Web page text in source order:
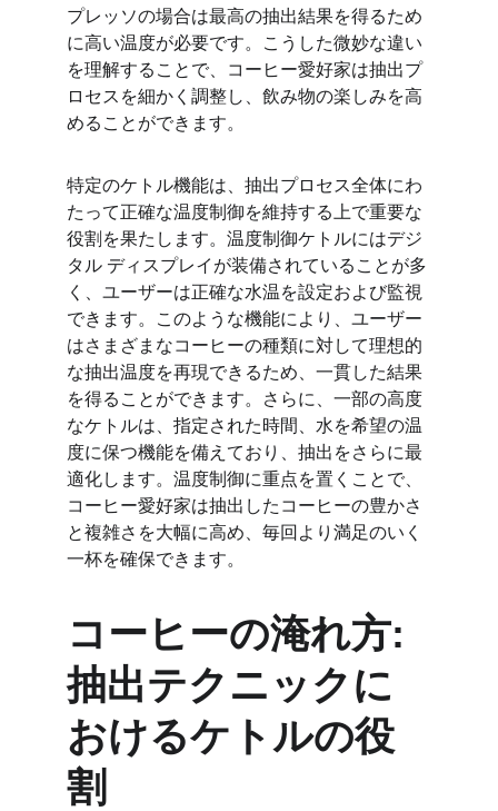
プレッソの場合は最高の抽出結果を得るため
に高い温度が必要です。こうした微妙な違い
を理解することで、コーヒー愛好家は抽出プ
ロセスを細かく調整し、飲み物の楽しみを高
めることができます。
特定のケトル機能は、抽出プロセス全体にわ
たって正確な温度制御を維持する上で重要な
役割を果たします。温度制御ケトルにはデジ
タル ディスプレイが装備されていることが多
く、ユーザーは正確な水温を設定および監視
できます。このような機能により、ユーザー
はさまざまなコーヒーの種類に対して理想的
な抽出温度を再現できるため、一貫した結果
を得ることができます。さらに、一部の高度
なケトルは、指定された時間、水を希望の温
度に保つ機能を備えており、抽出をさらに最
適化します。温度制御に重点を置くことで、
コーヒー愛好家は抽出したコーヒーの豊かさ
と複雑さを大幅に高め、毎回より満足のいく
一杯を確保できます。
コーヒーの淹れ方:
抽出テクニックに
おけるケトルの役
割